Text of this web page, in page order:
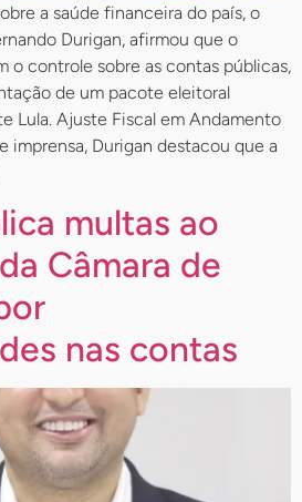
a saúde financeira do país, o
Durigan, afirmou que o
o controle sobre as contas públicas,
de um pacote eleitoral
Lula. Ajuste Fiscal em Andamento
imprensa, Durigan destacou que a
multas ao
Câmara de
nas contas